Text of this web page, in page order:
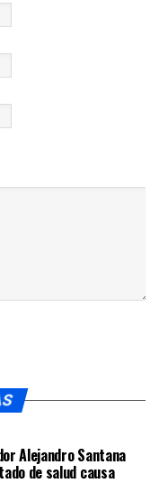
Alejandro Santana
de salud causa